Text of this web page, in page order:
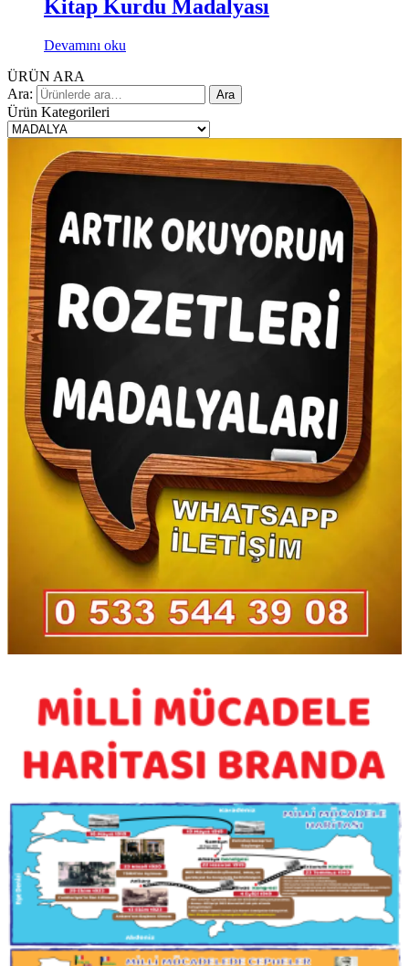
Kitap Kurdu Madalyası
Devamını oku
ÜRÜN ARA
Ara:
Ara
Ürün Kategorileri